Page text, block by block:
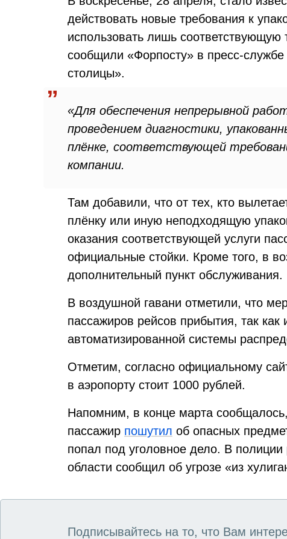
действовать новые требования к
использовать лишь соответствующую
сообщили «Форпосту» в пресс-
столицы».
«Для обеспечения непрерывной
проведением диагностики,
плёнке, соответствующей
компании.
Там добавили, что от тех, кто
плёнку или иную неподходящую
оказания соответствующей услуги
официальные стойки. Кроме того, в
дополнительный пункт обслуживания.
В воздушной гавани отметили, что
пассажиров рейсов прибытия, так как
автоматизированной системы
Отметим, согласно официальному
в аэропорту стоит 1000 рублей.
Напомним, в конце марта
пассажир пошутил об опасных
попал под уголовное дело. В
области сообщил об угрозе «из
Подписывайтесь на то, что Вам